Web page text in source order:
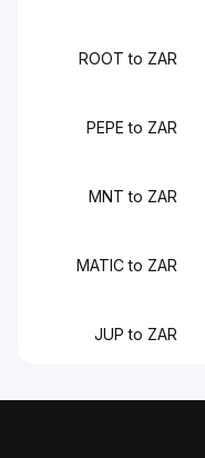
ROOT to ZAR
PEPE to ZAR
MNT to ZAR
MATIC to ZAR
JUP to ZAR